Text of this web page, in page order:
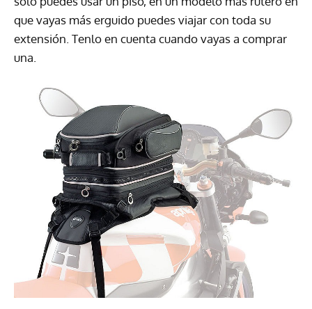
que vayas más erguido puedes viajar con toda su
extensión. Tenlo en cuenta cuando vayas a comprar
una.